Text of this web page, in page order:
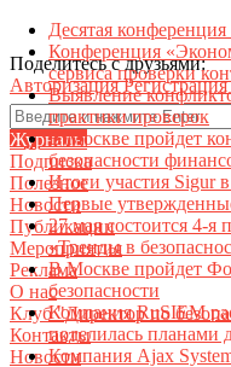
Поделитесь с друзьями:
АвторизацияРегистрация
Журналы
Подписка
Полезное
Новости
Публикации
Мероприятия
Реклама
О нас
Клуб "Директор по
Контакты
Новости
Десятая
Конференция
сервиса проверки
Выявление
практики проверок
В Москве пройдет
безопасности
Итоги участия Sigur
Первые
27 мая состоится 4-я
«Тренды в
В Москве пройдет
безопасности
Компания RuSIEM
поделилась планами
Компания Ajax